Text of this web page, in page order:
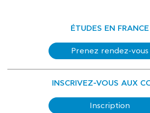
ÉTUDES EN FRANCE
Prenez rendez-vous
INSCRIVEZ-VOUS AUX
Inscription